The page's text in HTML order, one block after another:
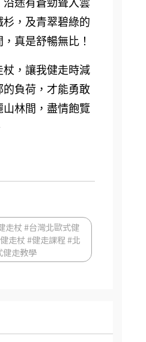
途有蒼勁聳入雲
，及青翠碧綠的
真是舒暢無比！
杖，讓我健走時減
負荷，才能勇敢
林間，盡情飽覽
走杖 #台灣北歐式健
走杖 #健走課程 #北
健走教學